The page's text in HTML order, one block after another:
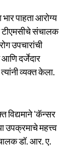
पाहता आरोग्य
टीएमसीचे संचालक
उपचारांची
दर्जेदार
व्यक्त केला.
विद्यमाने 'कॅन्सर
उपक्रमाचे महत्त्व
डॉ. आर. ए.